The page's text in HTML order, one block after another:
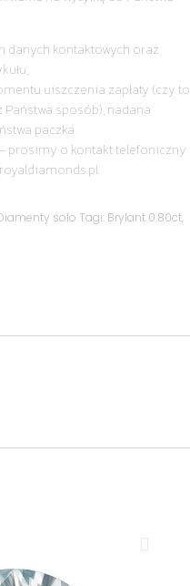
danych kontaktowych oraz
uiszczenia zapłaty (czy to
sposób), nadana
paczka.
prosimy o kontakt telefoniczny
solo Tagi: Brylant 0.80ct,